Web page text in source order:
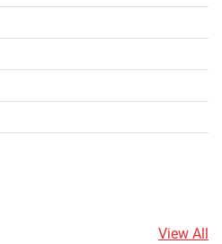
View All